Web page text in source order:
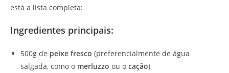
está a lista completa:
Ingredientes principais:
500g de peixe fresco (preferencialmente de água
salgada, como o merluzzo ou o cação)